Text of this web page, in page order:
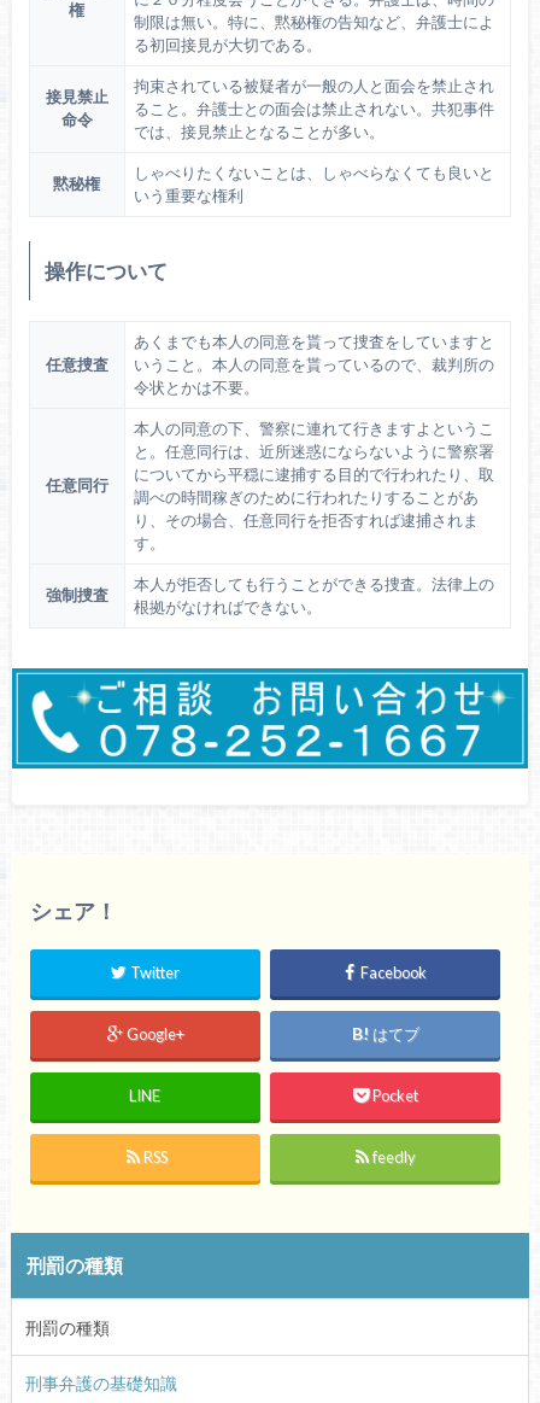
権
制限は無い。特に、黙秘権の告知など、弁護士によ
る初回接見が大切である。
接見禁止
命令
拘束されている被疑者が一般の人と面会を禁止され
ること。弁護士との面会は禁止されない。共犯事件
では、接見禁止となることが多い。
黙秘権
しゃべりたくないことは、しゃべらなくても良いと
いう重要な権利
操作について
任意捜査
あくまでも本人の同意を貰って捜査をしていますと
いうこと。本人の同意を貰っているので、裁判所の
令状とかは不要。
任意同行
本人の同意の下、警察に連れて行きますよというこ
と。任意同行は、近所迷惑にならないように警察署
についてから平穏に逮捕する目的で行われたり、取
調べの時間稼ぎのために行われたりすることがあ
り、その場合、任意同行を拒否すれば逮捕されま
す。
強制捜査
本人が拒否しても行うことができる捜査。法律上の
根拠がなければできない。
シェア！
Twitter Facebook
Google+ はてブ
LINE Pocket
RSS feedly
刑罰の種類
刑罰の種類
刑事弁護の基礎知識